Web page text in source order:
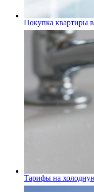
Покупка квартиры
Тарифы на